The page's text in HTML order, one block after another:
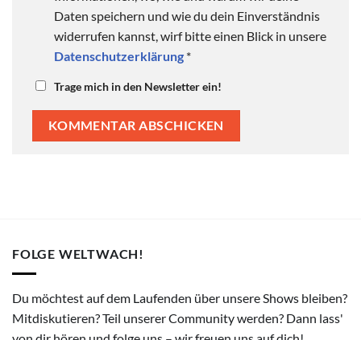
Daten speichern und wie du dein Einverständnis
widerrufen kannst, wirf bitte einen Blick in unsere
Datenschutzerklärung *
Trage mich in den Newsletter ein!
FOLGE WELTWACH!
Du möchtest auf dem Laufenden über unsere Shows bleiben?
Mitdiskutieren? Teil unserer Community werden? Dann lass'